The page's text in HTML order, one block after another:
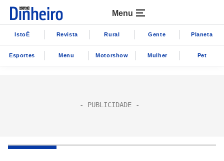
Menu
IstoÉ Revista Rural Gente Planeta
Esportes Menu Motorshow Mulher Pet